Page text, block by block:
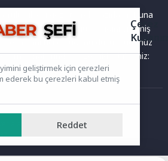
ilkesi gözetilerek hazırlanır. Buna
eksik, hatalı veya güncelliğini yitirmiş
veya yanıltıcı olduğunu düşündüğünüz
kanallarından bize bildirebilirsiniz:
Ana Sayfa
alan içerikler izinsiz kopyalanamaz,
Çerez
geliştirmek için çerezleri
ederek bu çerezleri kabul etmiş
Reddet